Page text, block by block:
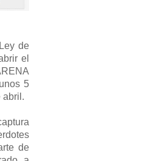
de
el
5
abril.
de